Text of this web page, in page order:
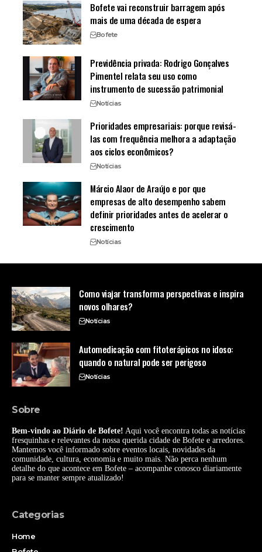
Bofete vai reconstruir barragem após
mais de uma década de espera
Bofete
Previdência privada: Rodrigo Gonçalves
Pimentel relata seu uso como
instrumento de sucessão patrimonial
Notícias
Prioridades empresariais: porque revisá-
las com frequência melhora a adaptação
aos ciclos econômicos?
Notícias
Márcio Alaor de Araújo e por que
empresas de alto desempenho sabem
definir prioridades antes de acelerar o
crescimento
Notícias
Como viajar transforma perspectivas e inspira
novos olhares?
Notícias
Automedicação com fitoterápicos no idoso:
quando o natural pode ser perigoso
Notícias
Sobre
Bem-vindo ao Diário de Bofete! Aqui você encontra todas as notícias
fresquinhas e relevantes da nossa querida cidade de Bofete e arredores.
Mantemos você informado sobre eventos locais, novidades da
comunidade, cultura, economia e muito mais. Não perca nenhum
detalhe do que acontece em Bofete – acompanhe conosco diariamente
para se manter sempre atualizado!
Categorias
Home